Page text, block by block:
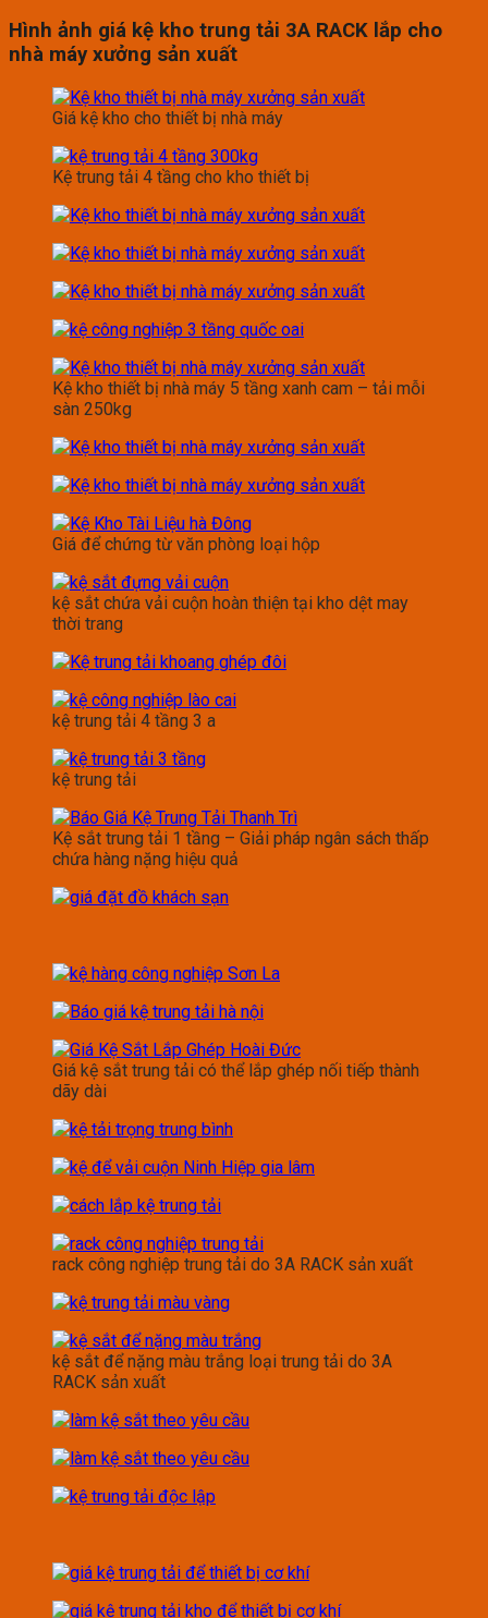
Hình ảnh giá kệ kho trung tải 3A RACK lắp cho
nhà máy xưởng sản xuất
Giá kệ kho cho thiết bị nhà máy
Kệ trung tải 4 tầng cho kho thiết bị
Kệ kho thiết bị nhà máy 5 tầng xanh cam – tải mỗi
sàn 250kg
Giá để chứng từ văn phòng loại hộp
kệ sắt chứa vải cuộn hoàn thiện tại kho dệt may
thời trang
kệ trung tải 4 tầng 3 a
kệ trung tải
Kệ sắt trung tải 1 tầng – Giải pháp ngân sách thấp
chứa hàng nặng hiệu quả
Giá kệ sắt trung tải có thể lắp ghép nối tiếp thành
dãy dài
rack công nghiệp trung tải do 3A RACK sản xuất
kệ sắt để nặng màu trắng loại trung tải do 3A
RACK sản xuất